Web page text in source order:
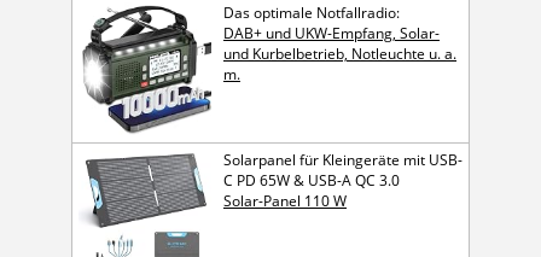
Das optimale Notfallradio:
DAB+ und UKW-Empfang, Solar-
und Kurbelbetrieb, Notleuchte u. a.
m.
Solarpanel für Kleingeräte mit USB-
C PD 65W & USB-A QC 3.0
Solar-Panel 110 W